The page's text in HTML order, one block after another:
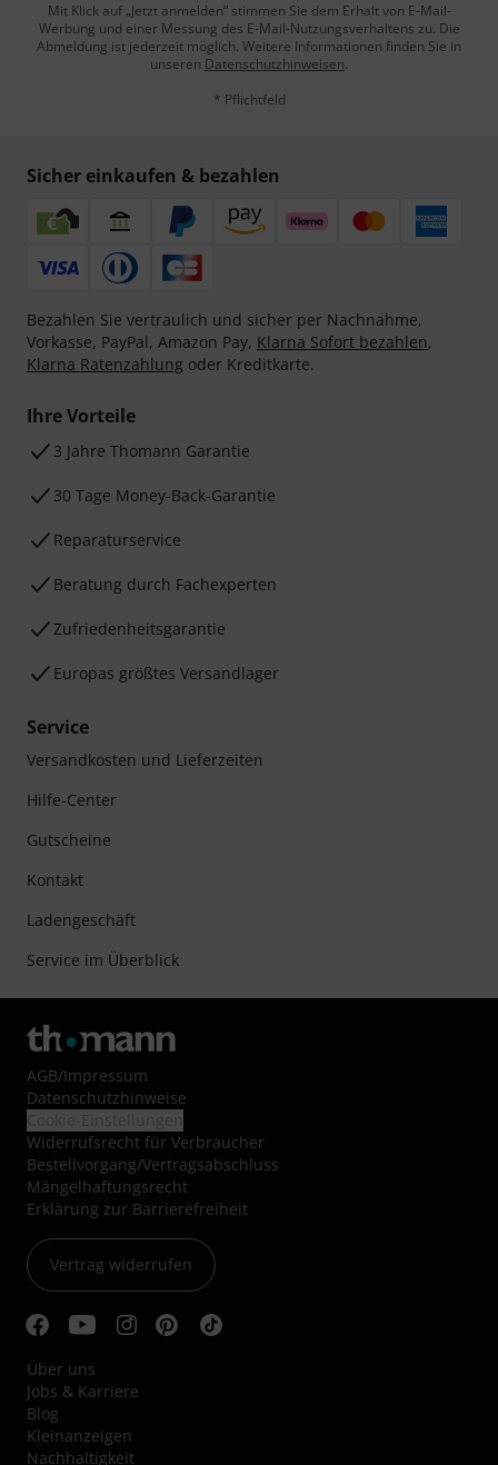
Mit Klick auf „Jetzt anmelden“ stimmen Sie dem Erhalt von E-Mail-
Werbung und einer Messung des E-Mail-Nutzungsverhaltens zu. Die
Abmeldung ist jederzeit möglich. Weitere Informationen finden Sie in
unseren Datenschutzhinweisen.
* Pflichtfeld
Sicher einkaufen & bezahlen
Bezahlen Sie vertraulich und sicher per Nachnahme,
Vorkasse, PayPal, Amazon Pay, Klarna Sofort bezahlen,
Klarna Ratenzahlung oder Kreditkarte.
Ihre Vorteile
3 Jahre Thomann Garantie
30 Tage Money-Back-Garantie
Reparaturservice
Beratung durch Fachexperten
Zufriedenheitsgarantie
Europas größtes Versandlager
Service
Versandkosten und Lieferzeiten
Hilfe-Center
Gutscheine
Kontakt
Ladengeschäft
Service im Überblick
AGB/Impressum
Datenschutzhinweise
Widerrufsrecht für Verbraucher
Bestellvorgang/Vertragsabschluss
Mängelhaftungsrecht
Erklärung zur Barrierefreiheit
Vertrag widerrufen
Über uns
Jobs & Karriere
Blog
Kleinanzeigen
Nachhaltigkeit